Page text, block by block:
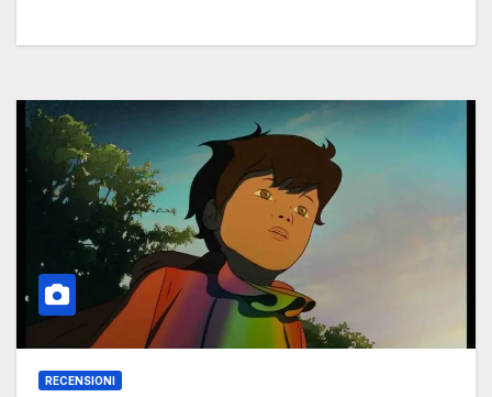
RECENSIONI